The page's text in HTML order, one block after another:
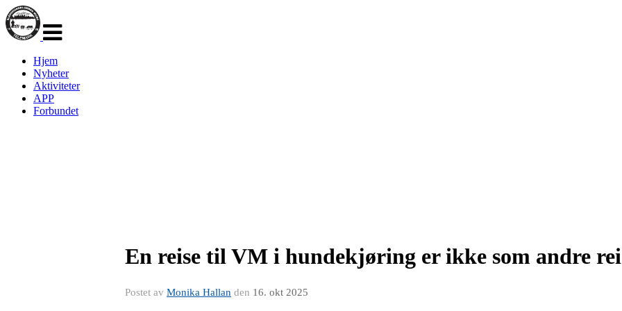
navigasjon
Hjem
Nyheter
Aktiviteter
APP
Forbundet
En reise til VM i hundekjøring er ikke som andre
Postet av Monika Hallan den 16. okt 2025